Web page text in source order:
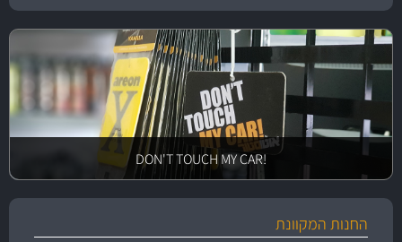
!DON'T TOUCH MY CAR
החנות המקוונת